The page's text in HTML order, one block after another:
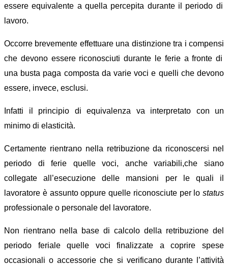
essere equivalente a quella percepita durante il periodo di
lavoro.
Occorre brevemente effettuare una distinzione tra i compensi
che devono essere riconosciuti durante le ferie a fronte di
una busta paga composta da varie voci e quelli che devono
essere, invece, esclusi.
Infatti il principio di equivalenza va interpretato con un
minimo di elasticità.
Certamente rientrano nella retribuzione da riconoscersi nel
periodo di ferie quelle voci, anche variabili,che siano
collegate all’esecuzione delle mansioni per le quali il
lavoratore è assunto oppure quelle riconosciute per lo status
professionale o personale del lavoratore.
Non rientrano nella base di calcolo della retribuzione del
periodo feriale quelle voci finalizzate a coprire spese
occasionali o accessorie che si verificanodurante l’attività